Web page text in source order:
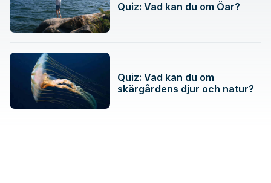
Quiz: Vad kan du om Öar?
Quiz: Vad kan du om
skärgårdens djur och natur?